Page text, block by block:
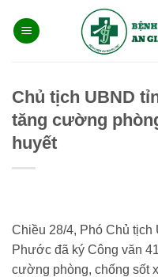
qua
Chủ tịch UBND
tăng cường
huyết
Chiều 28/4, Phó Chủ tịch
Phước đã ký Công văn
cường phòng, chống sốt